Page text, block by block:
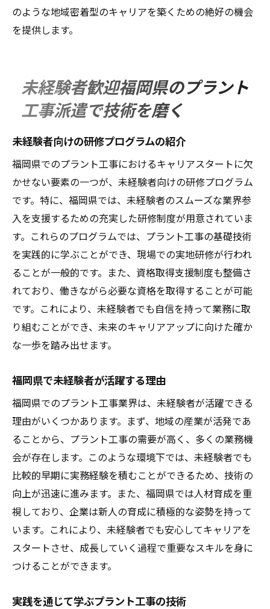
のような地域密着型のキャリアを築くための絶好の機会
を提供します。
未経験者歓迎福岡県のプラント
工事派遣で技術を磨く
未経験者向けの研修プログラムの紹介
福岡県でのプラント工事におけるキャリアスタートに欠
かせない要素の一つが、未経験者向けの研修プログラム
です。特に、福岡県では、未経験者のスムーズな業界参
入を支援するための充実した研修制度が用意されていま
す。これらのプログラムでは、プラント工事の基礎技術
を実践的に学ぶことができ、現場での実地研修が行われ
ることが一般的です。また、資格取得支援制度も整備さ
れており、働きながら必要な資格を取得することが可能
です。これにより、未経験者でも自信を持って業務に取
り組むことができ、未来のキャリアアップに向けた確か
な一歩を踏み出せます。
福岡県で未経験者が活躍する理由
福岡県でのプラント工事業界は、未経験者が活躍できる
理由がいくつかあります。まず、地域の産業が活発であ
ることから、プラント工事の需要が高く、多くの業務機
会が存在します。このような環境下では、未経験者でも
比較的早期に実務経験を積むことができるため、技術の
向上が迅速に進みます。また、福岡県では人材育成を重
視しており、企業は新人の育成に積極的な姿勢を持って
います。これにより、未経験者でも安心してキャリアを
スタートさせ、成長していく過程で重要なスキルを身に
つけることができます。
実践を通じて学ぶプラント工事の技術